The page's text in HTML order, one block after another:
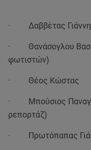
· Δαββέτας
· Θανάσογλου
φωτιστών)
· Θέος Κώστας
· Μπούσιος
ρεπορτάζ)
· Πρωτόπαπας